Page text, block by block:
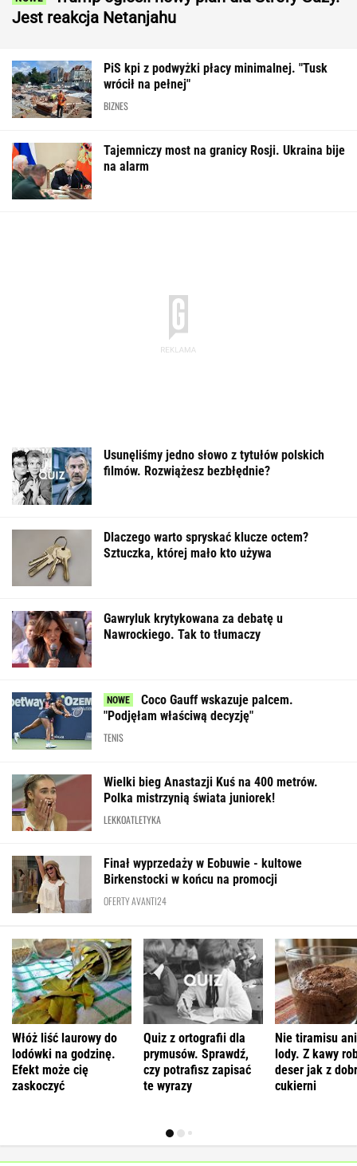
Jest reakcja Netanjahu
PiS kpi z podwyżki płacy minimalnej. "Tusk
wrócił na pełnej"
BIZNES
Tajemniczy most na granicy Rosji. Ukraina bije
na alarm
Usunęliśmy jedno słowo z tytułów polskich
filmów. Rozwiążesz bezbłędnie?
Dlaczego warto spryskać klucze octem?
Sztuczka, której mało kto używa
Gawryluk krytykowana za debatę u
Nawrockiego. Tak to tłumaczy
Coco Gauff wskazuje palcem.
"Podjęłam właściwą decyzję"
TENIS
Wielki bieg Anastazji Kuś na 400 metrów.
Polka mistrzynią świata juniorek!
LEKKOATLETYKA
Finał wyprzedaży w Eobuwie - kultowe
Birkenstocki w końcu na promocji
OFERTY AVANTI24
Włóż liść laurowy do
lodówki na godzinę.
Efekt może cię
zaskoczyć
Quiz z ortografii dla
prymusów. Sprawdź,
czy potrafisz zapisać
te wyrazy
Nie tiramisu
lody. Z kawy
deser jak z
cukierni